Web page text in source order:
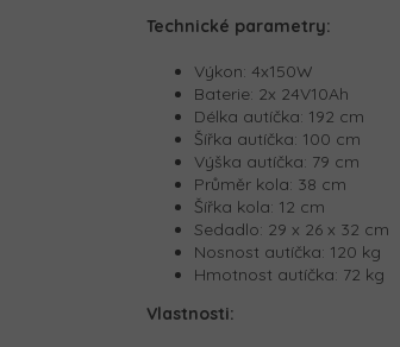
Technické parametry:
Výkon: 4x150W
Baterie: 2x 24V10Ah
Délka autíčka: 192 cm
Šířka autíčka: 100 cm
Výška autíčka: 79 cm
Průměr kola: 38 cm
Šířka kola: 12 cm
Sedadlo: 29 x 26 x 32 cm
Nosnost autíčka: 120 kg
Hmotnost autíčka: 72 kg
Vlastnosti: